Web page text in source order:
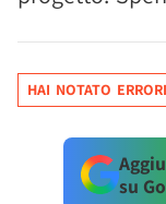
HAI NOTATO
su